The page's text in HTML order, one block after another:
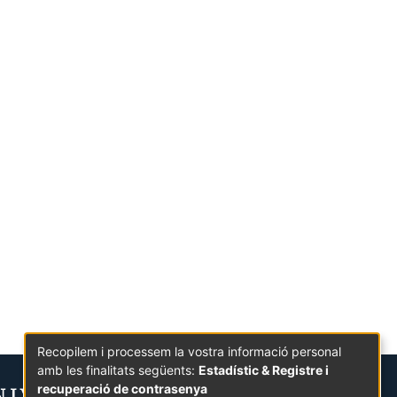
Recopilem i processem la vostra informació personal
amb les finalitats següents: Estadístic & Registre i
recuperació de contrasenya